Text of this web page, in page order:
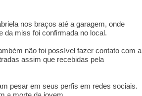
nos braços até a garagem, onde
da miss foi confirmada no local.
não foi possível fazer contato com a
assim que recebidas pela
pesar em seus perfis em redes sociais.